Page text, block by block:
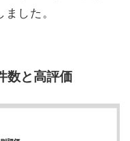
した。
数と高評価